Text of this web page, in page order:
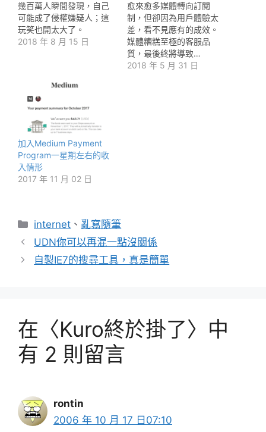
幾百萬人瞬間發現，自己
可能成了侵權嫌疑人；這
玩笑也開太大了。
2018 年 8 月 15 日
愈來愈多媒體轉向訂閱
制，但卻因為用戶體驗太
差，看不見應有的成效。
媒體糟糕至極的客服品
質，最後終將導致…
2018 年 5 月 31 日
加入Medium Payment
Program一星期左右的收
入情形
2017 年 11 月 02 日
分
類
internet 、 亂寫隨筆
UDN你可以再混一點沒關係
自製IE7的搜尋工具，真是簡單
在〈Kuro終於掛了〉中
有 2 則留言
rontin
2006 年 10 月 17 日07:10